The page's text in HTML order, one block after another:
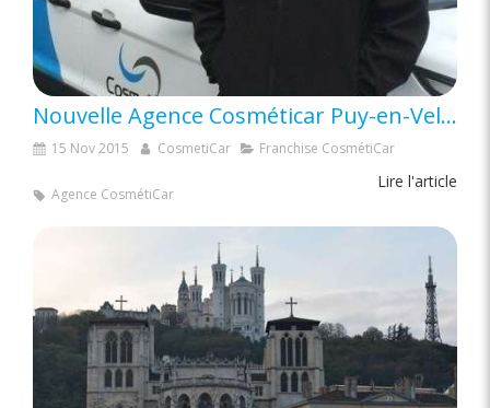
Nouvelle Agence Cosméticar Puy-en-Velay (43)
15 Nov 2015 CosmetiCar Franchise CosmétiCar
Lire l'article
Agence CosmétiCar